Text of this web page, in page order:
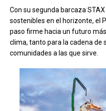
Con su segunda barcaza
sostenibles en el horizonte, el
paso firme hacia un futuro
clima, tanto para la cadena de
comunidades a las que sirve.